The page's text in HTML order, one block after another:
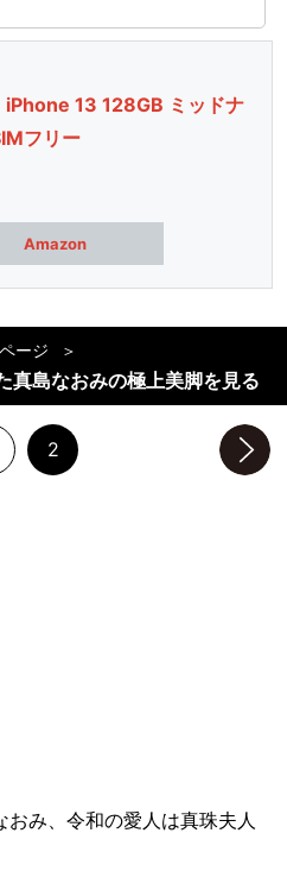
13 128GB ミッドナ
フリー
Amazon
ージ
真島なおみの極上美脚を見る
2
おみ、令和の愛人は真珠夫人